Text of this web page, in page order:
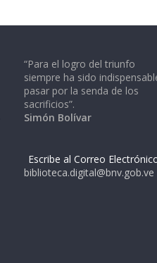
“Para el logro del triunfo
siempre ha sido
pasar por la senda de los
sacrificios”.
Simón Bolívar
Escribe al Correo
biblioteca.digital@bnv.gob.ve